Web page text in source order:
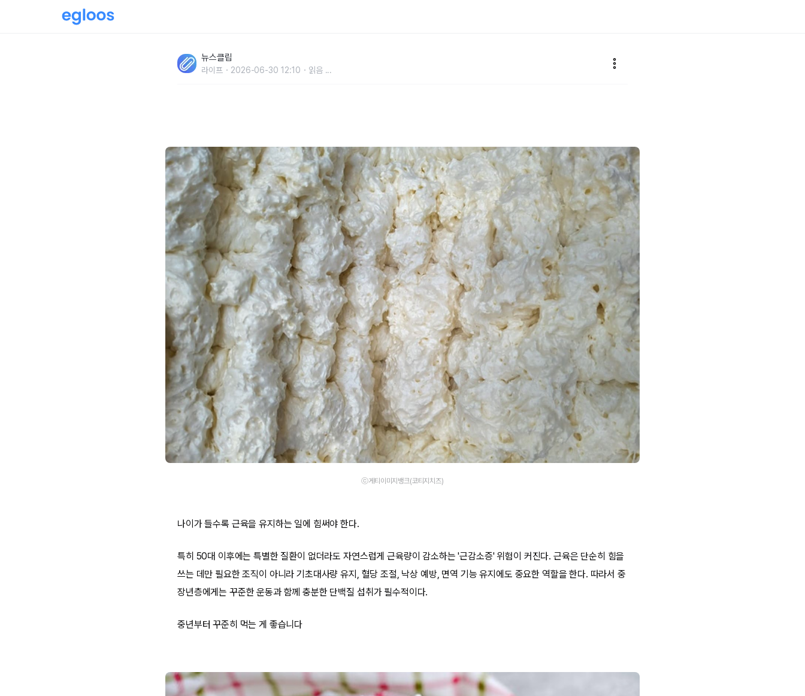
뉴스클립
라이프 2026-06-30 12:10 읽음 ...
ⓒ게티이미지뱅크(코티지치즈)
나이가 들수록 근육을 유지하는 일에 힘써야 한다.
특히 50대 이후에는 특별한 질환이 없더라도 자연스럽게 근육량이 감소하는 '근감소증' 위험이 커진다. 근육은 단순히 힘을
쓰는 데만 필요한 조직이 아니라 기초대사량 유지, 혈당 조절, 낙상 예방, 면역 기능 유지에도 중요한 역할을 한다. 따라서 중
장년층에게는 꾸준한 운동과 함께 충분한 단백질 섭취가 필수적이다.
중년부터 꾸준히 먹는 게 좋습니다